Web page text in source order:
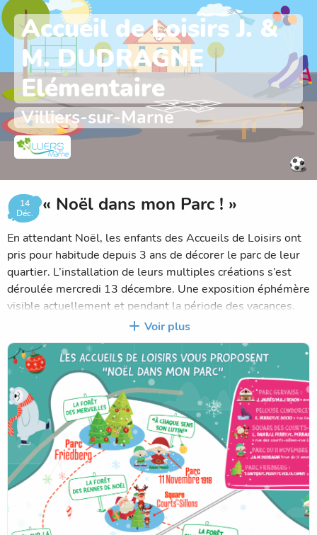
Accueil de Loisirs J. &
M. DUDRAGNE
Elémentaire
Villiers-sur-Marne
14
Déc.
« Noël dans mon Parc ! »
En attendant Noël, les enfants des Accueils de Loisirs ont
pris pour habitude depuis 3 ans de décorer le parc de leur
quartier. L’installation de leurs multiples créations s’est
déroulée mercredi 13 décembre. Une exposition éphémère
visible actuellement et pendant la période des vacances.
L’esprit de Noël à travers 5 parcs de la Ville !
Voir plus